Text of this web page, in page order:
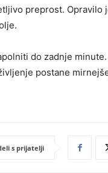
preprost.
do zadnje
postane
s prijatelji